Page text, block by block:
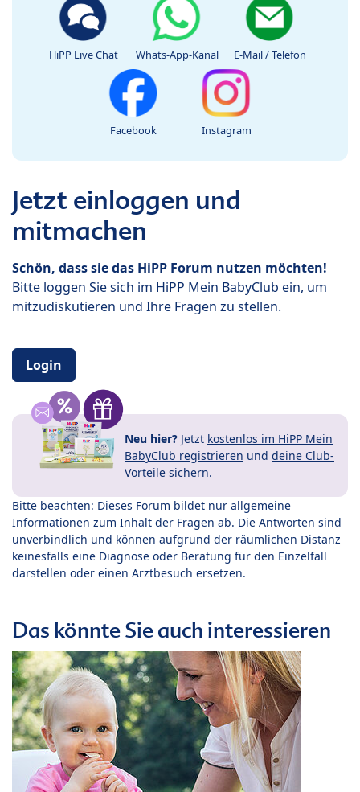
HiPP Live Chat Whats-App-Kanal E-Mail / Telefon
Facebook Instagram
Jetzt einloggen und
mitmachen
Schön, dass sie das HiPP Forum nutzen möchten!
Bitte loggen Sie sich im HiPP Mein BabyClub ein, um
mitzudiskutieren und Ihre Fragen zu stellen.
Login
Neu hier? Jetzt kostenlos im HiPP Mein
BabyClub registrieren und deine Club-
Vorteile sichern.
Bitte beachten: Dieses Forum bildet nur allgemeine
Informationen zum Inhalt der Fragen ab. Die Antworten sind
unverbindlich und können aufgrund der räumlichen Distanz
keinesfalls eine Diagnose oder Beratung für den Einzelfall
darstellen oder einen Arztbesuch ersetzen.
Das könnte Sie auch interessieren